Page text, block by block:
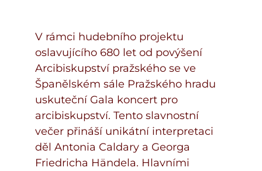
V rámci hudebního projektu
oslavujícího 680 let od povýšení
Arcibiskupství pražského se ve
Španělském sále Pražského hradu
uskuteční Gala koncert pro
arcibiskupství. Tento slavnostní
večer přináší unikátní interpretaci
děl Antonia Caldary a Georga
Friedricha Händela. Hlavními